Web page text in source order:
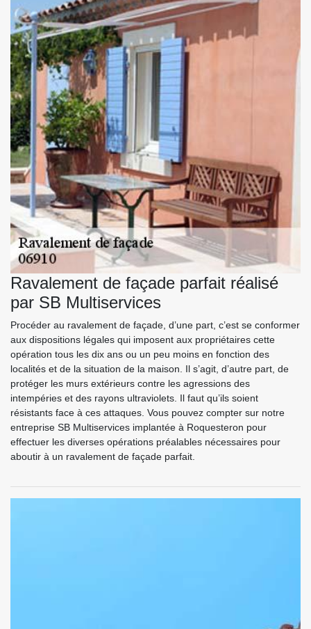
Ravalement de façade parfait réalisé
par SB Multiservices
Procéder au ravalement de façade, d’une part, c’est se conformer
aux dispositions légales qui imposent aux propriétaires cette
opération tous les dix ans ou un peu moins en fonction des
localités et de la situation de la maison. Il s’agit, d’autre part, de
protéger les murs extérieurs contre les agressions des
intempéries et des rayons ultraviolets. Il faut qu’ils soient
résistants face à ces attaques. Vous pouvez compter sur notre
entreprise SB Multiservices implantée à Roquesteron pour
effectuer les diverses opérations préalables nécessaires pour
aboutir à un ravalement de façade parfait.